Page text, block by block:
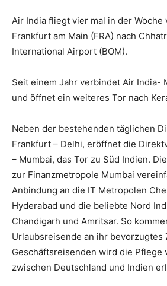
Air India fliegt vier mal in der Woche
Frankfurt am Main (FRA) nach
International Airport (BOM).
Seit einem Jahr verbindet Air India-
und öffnet ein weiteres Tor nach
Neben der bestehenden täglichen
Frankfurt – Delhi, eröffnet die
– Mumbai, das Tor zu Süd Indien.
zur Finanzmetropole Mumbai
Anbindung an die IT Metropolen
Hyderabad und die beliebte Nord
Chandigarh und Amritsar. So
Urlaubsreisende an ihr bevorzugtes
Geschäftsreisenden wird die Pflege
zwischen Deutschland und Indien